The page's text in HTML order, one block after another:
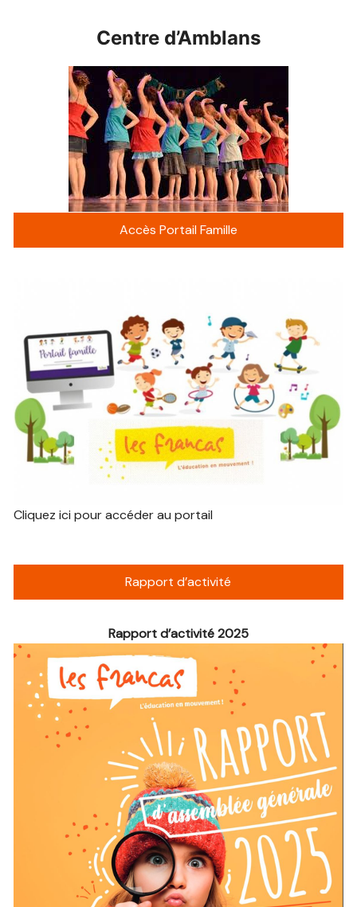
Centre d’Amblans
Accès Portail Famille
Cliquez ici pour accéder au portail
Rapport d’activité
Rapport d’activité 2025